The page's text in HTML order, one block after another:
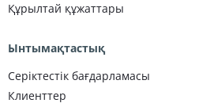
Құрылтай құжаттары
Ынтымақтастық
Серіктестік бағдарламасы
Клиенттер